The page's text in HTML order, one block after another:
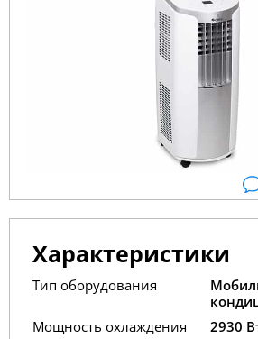
Характеристики
Тип оборудования
Мощность охлаждения
2930